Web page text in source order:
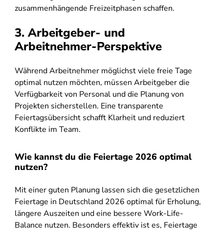
zusammenhängende Freizeitphasen schaffen.
3. Arbeitgeber- und
Arbeitnehmer-Perspektive
Während Arbeitnehmer möglichst viele freie Tage
optimal nutzen möchten, müssen Arbeitgeber die
Verfügbarkeit von Personal und die Planung von
Projekten sicherstellen. Eine transparente
Feiertagsübersicht schafft Klarheit und reduziert
Konflikte im Team.
Wie kannst du die Feiertage 2026 optimal
nutzen?
Mit einer guten Planung lassen sich die gesetzlichen
Feiertage in Deutschland 2026 optimal für Erholung,
längere Auszeiten und eine bessere Work-Life-
Balance nutzen. Besonders effektiv ist es, Feiertage